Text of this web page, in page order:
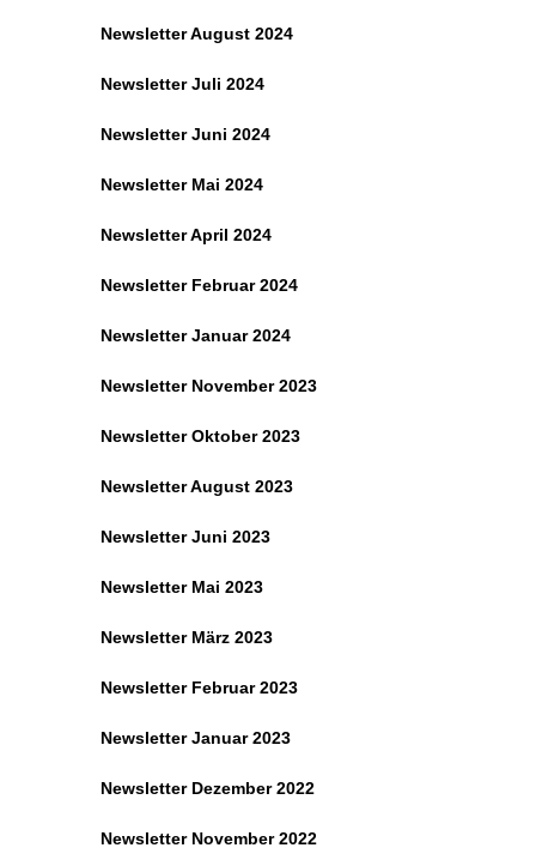
Newsletter August 2024
Newsletter Juli 2024
Newsletter Juni 2024
Newsletter Mai 2024
Newsletter April 2024
Newsletter Februar 2024
Newsletter Januar 2024
Newsletter November 2023
Newsletter Oktober 2023
Newsletter August 2023
Newsletter Juni 2023
Newsletter Mai 2023
Newsletter März 2023
Newsletter Februar 2023
Newsletter Januar 2023
Newsletter Dezember 2022
Newsletter November 2022